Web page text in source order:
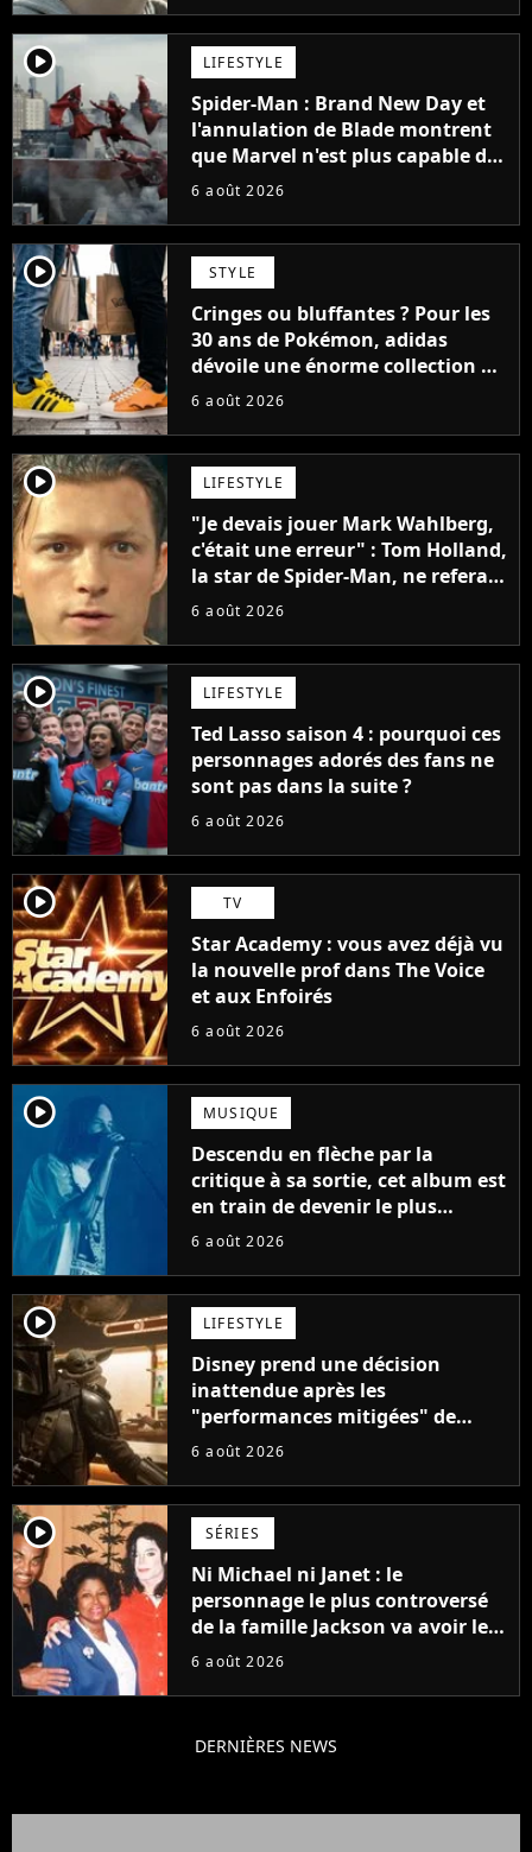
player2 LIFESTYLE
Spider-Man : Brand New Day et
l'annulation de Blade montrent
que Marvel n'est plus capable de
faire quoi que ce soit de simple
6 août 2026
player2 STYLE
Cringes ou bluffantes ? Pour les
30 ans de Pokémon, adidas
dévoile une énorme collection de
sneakers et je ne sais pas quoi en
6 août 2026
player2 LIFESTYLE
"Je devais jouer Mark Wahlberg,
c'était une erreur" : Tom Holland,
la star de Spider-Man, ne referait
pas ce blockbuster
6 août 2026
player2 LIFESTYLE
Ted Lasso saison 4 : pourquoi ces
personnages adorés des fans ne
sont pas dans la suite ?
6 août 2026
player2 TV
Star Academy : vous avez déjà vu
la nouvelle prof dans The Voice
et aux Enfoirés
6 août 2026
player2 MUSIQUE
Descendu en flèche par la
critique à sa sortie, cet album est
en train de devenir le plus
populaire de son auteur
6 août 2026
player2 LIFESTYLE
Disney prend une décision
inattendue après les
"performances mitigées" de
Vaiana et The Mandalorian &
6 août 2026
player2 SÉRIES
Ni Michael ni Janet : le
personnage le plus controversé
de la famille Jackson va avoir le
droit à sa propre série
6 août 2026
DERNIÈRES NEWS